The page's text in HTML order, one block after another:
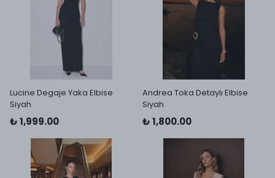
Lucine Degaje Yaka Elbise
Siyah
₺ 1,999.00
Andrea Toka Detaylı Elbise
Siyah
₺ 1,800.00